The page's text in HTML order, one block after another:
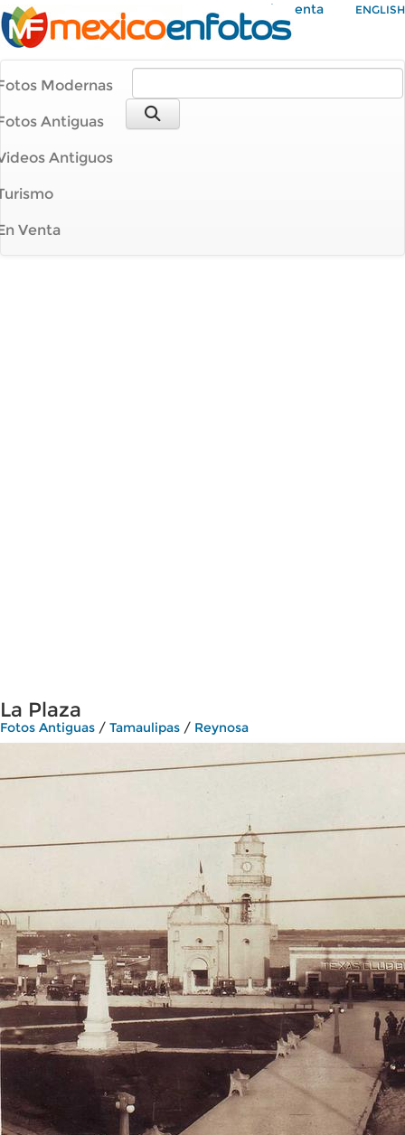
Mi Cuenta ENGLISH
Modernas
Antiguas
Antiguos
Venta
La Plaza
Fotos Antiguas / Tamaulipas / Reynosa